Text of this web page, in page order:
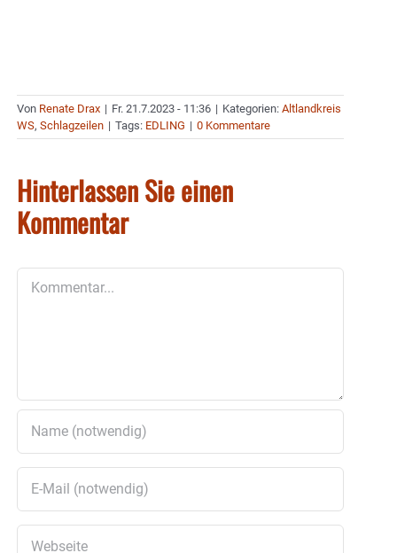
Von Renate Drax | Fr. 21.7.2023 - 11:36 | Kategorien: Altlandkreis
WS, Schlagzeilen | Tags: EDLING | 0 Kommentare
Hinterlassen Sie einen
Kommentar